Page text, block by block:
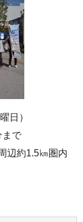
）
で
約1.5㎞圏内